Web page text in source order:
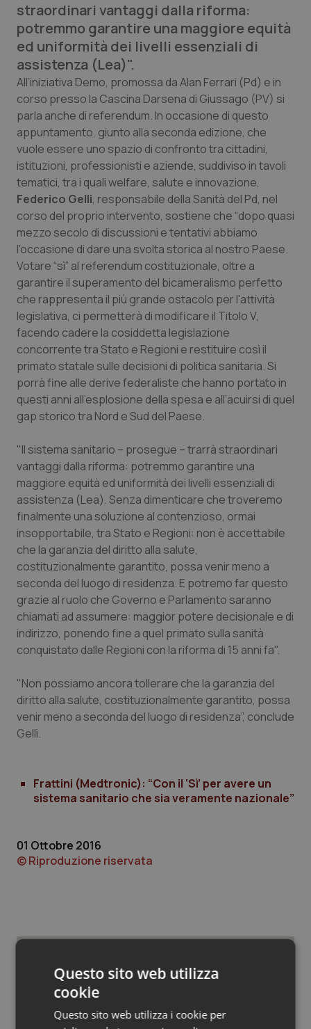
Abruzzo
Basilicata
Calabria
Campania
Emilia-Romagna
Friuli Venezia Giulia
Lazio
Liguria
Lombardia
Marche
Molise
Provincia Autonoma di Bolzano
Provincia Autonoma di Trento
Puglia
Sardegna
Sicilia
Toscana
Umbria
Valle D’Aosta
QS Pro Gold
Artrite & artrosi
Asma & BPCO
Car-T
Colesterolo & coronaropatie
Dermatite Atopica
Diabete & glucometri
Disturbi dell’umore
Dolore
Donna & Salute
Epatiti
Infezioni & Febbre
Ipertensione & Scompenso
Malattie rare
Malattia di Crohn & Rettocolite Ulcerosa
Neuroscienze & patologie neurodegenerative
Obesità
Oftalmologia
Oncodermatologia
Oncologia & Nutrizione
Quotidiano Cardiologia
Quotidiano Oncologia
Quotidiano Pediatria
Rene & patologie urogenitali
QS Club Newsletter
straordinari vantaggi dalla riforma:
potremmo garantire una maggiore equità
ed uniformità dei livelli essenziali di
assistenza (Lea)".
All’iniziativa Demo, promossa da Alan Ferrari (Pd) e in
corso presso la Cascina Darsena di Giussago (PV) si
parla anche di referendum. In occasione di questo
appuntamento, giunto alla seconda edizione, che
vuole essere uno spazio di confronto tra cittadini,
istituzioni, professionisti e aziende, suddiviso in tavoli
tematici, tra i quali welfare, salute e innovazione,
Federico Gelli, responsabile della Sanità del Pd, nel
corso del proprio intervento, sostiene che “dopo quasi
mezzo secolo di discussioni e tentativi abbiamo
l'occasione di dare una svolta storica al nostro Paese.
Votare “sì” al referendum costituzionale, oltre a
garantire il superamento del bicameralismo perfetto
che rappresenta il più grande ostacolo per l'attività
legislativa, ci permetterà di modificare il Titolo V,
facendo cadere la cosiddetta legislazione
concorrente tra Stato e Regioni e restituire così il
primato statale sulle decisioni di politica sanitaria. Si
porrà fine alle derive federaliste che hanno portato in
questi anni all’esplosione della spesa e all’acuirsi di quel
gap storico tra Nord e Sud del Paese.
"Il sistema sanitario – prosegue – trarrà straordinari
vantaggi dalla riforma: potremmo garantire una
maggiore equità ed uniformità dei livelli essenziali di
assistenza (Lea). Senza dimenticare che troveremo
finalmente una soluzione al contenzioso, ormai
insopportabile, tra Stato e Regioni: non è accettabile
che la garanzia del diritto alla salute,
costituzionalmente garantito, possa venir meno a
seconda del luogo di residenza. E potremo far questo
grazie al ruolo che Governo e Parlamento saranno
chiamati ad assumere: maggior potere decisionale e di
indirizzo, ponendo fine a quel primato sulla sanità
conquistato dalle Regioni con la riforma di 15 anni fa".
"Non possiamo ancora tollerare che la garanzia del
diritto alla salute, costituzionalmente garantito, possa
venir meno a seconda del luogo di residenza”, conclude
Gelli.
Frattini (Medtronic): “Con il ‘Sì’ per avere un
sistema sanitario che sia veramente nazionale”
01 Ottobre 2016
© Riproduzione riservata
Potrebbe interessarti in
Governo e Parlamento
Questo sito web utilizza
cookie
Questo sito web utilizza i cookie per